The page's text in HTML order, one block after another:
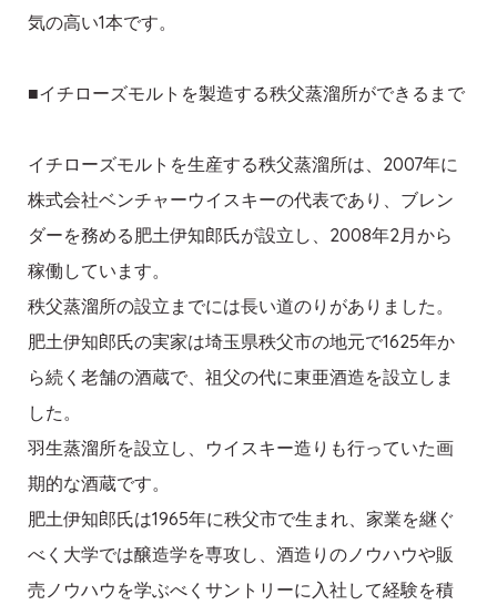
気の高い1本です。
■イチローズモルトを製造する秩父蒸溜所ができるまで
イチローズモルトを生産する秩父蒸溜所は、2007年に
株式会社ベンチャーウイスキーの代表であり、ブレン
ダーを務める肥土伊知郎氏が設立し、2008年2月から
稼働しています。
秩父蒸溜所の設立までには長い道のりがありました。
肥土伊知郎氏の実家は埼玉県秩父市の地元で1625年か
ら続く老舗の酒蔵で、祖父の代に東亜酒造を設立しま
した。
羽生蒸溜所を設立し、ウイスキー造りも行っていた画
期的な酒蔵です。
肥土伊知郎氏は1965年に秩父市で生まれ、家業を継ぐ
べく大学では醸造学を専攻し、酒造りのノウハウや販
売ノウハウを学ぶべくサントリーに入社して経験を積